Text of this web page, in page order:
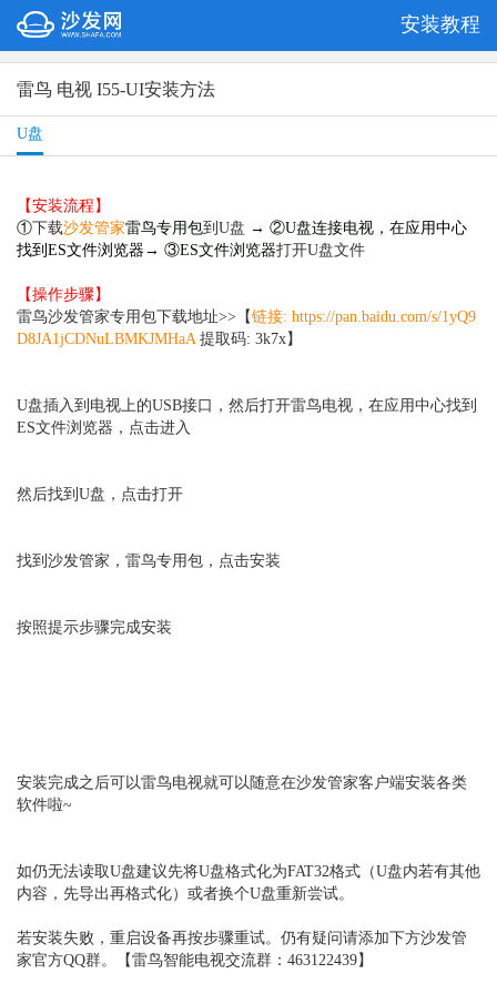
安装教程
雷鸟 电视 I55-UI安装方法
U盘
【安装流程】
①下载沙发管家雷鸟专用包到U盘 → ②U盘连接电视，在应用中心
找到ES文件浏览器 → ③ES文件浏览器打开U盘文件
【操作步骤】
雷鸟沙发管家专用包下载地址>>【链接: https://pan.baidu.com/s/1yQ9
D8JA1jCDNuLBMKJMHaA提取码: 3k7x】
U盘插入到电视上的USB接口，然后打开雷鸟电视，在应用中心找到
ES文件浏览器，点击进入
然后找到U盘，点击打开
找到沙发管家，雷鸟专用包，点击安装
按照提示步骤完成安装
安装完成之后可以雷鸟电视就可以随意在沙发管家客户端安装各类
软件啦~
如仍无法读取U盘建议先将U盘格式化为FAT32格式（U盘内若有其他
内容，先导出再格式化）或者换个U盘重新尝试。
若安装失败，重启设备再按步骤重试。仍有疑问请添加下方沙发管
家官方QQ群。【雷鸟智能电视交流群：463122439】